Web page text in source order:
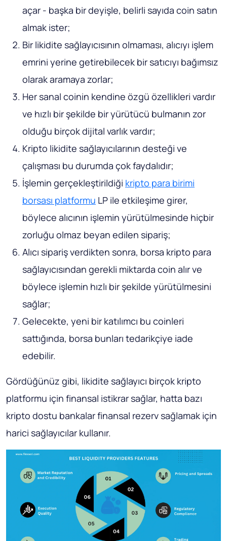
açar - başka bir deyişle, belirli sayıda coin satın
almak ister;
Bir likidite sağlayıcısının olmaması, alıcıyı işlem
emrini yerine getirebilecek bir satıcıyı bağımsız
olarak aramaya zorlar;
Her sanal coinin kendine özgü özellikleri vardır
ve hızlı bir şekilde bir yürütücü bulmanın zor
olduğu birçok dijital varlık vardır;
Kripto likidite sağlayıcılarının desteği ve
çalışması bu durumda çok faydalıdır;
İşlemin gerçekleştirildiği kripto para birimi
borsası platformu LP ile etkileşime girer,
böylece alıcının işlemin yürütülmesinde hiçbir
zorluğu olmaz beyan edilen sipariş;
Alıcı sipariş verdikten sonra, borsa kripto para
sağlayıcısından gerekli miktarda coin alır ve
böylece işlemin hızlı bir şekilde yürütülmesini
sağlar;
Gelecekte, yeni bir katılımcı bu coinleri
sattığında, borsa bunları tedarikçiye iade
edebilir.
Gördüğünüz gibi, likidite sağlayıcı birçok kripto
platformu için finansal istikrar sağlar, hatta bazı
kripto dostu bankalar finansal rezerv sağlamak için
harici sağlayıcılar kullanır.